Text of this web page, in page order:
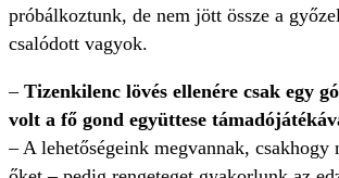
próbálkoztunk, de nem jött össze a
csalódott vagyok.
– Tizenkilenc lövés ellenére csak egy
volt a fő gond együttese
– A lehetőségeink megvannak, csakhogy